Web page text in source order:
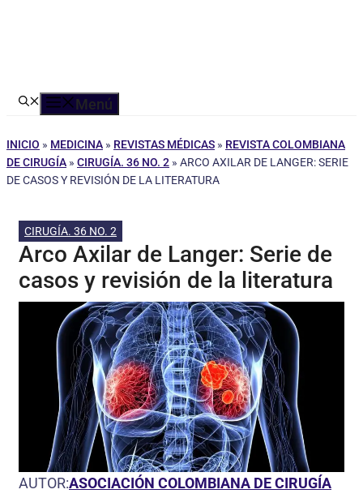
Menú
INICIO » MEDICINA » REVISTAS MÉDICAS » REVISTA COLOMBIANA
DE CIRUGÍA » CIRUGÍA. 36 NO. 2 » ARCO AXILAR DE LANGER: SERIE
DE CASOS Y REVISIÓN DE LA LITERATURA
CIRUGÍA. 36 NO. 2
Arco Axilar de Langer: Serie de
casos y revisión de la literatura
AUTOR:ASOCIACIÓN COLOMBIANA DE CIRUGÍA